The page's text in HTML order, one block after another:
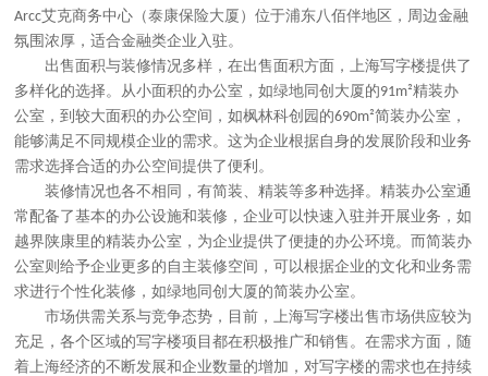
Arcc艾克商务中心（泰康保险大厦）位于浦东八佰伴地区，周边金融
氛围浓厚，适合金融类企业入驻。
出售 面积与装修情况多样，在出售 面积方面，上海写字楼提供了
多样化的选择。从小面积的办公室，如绿地同创大厦的91m²精装办
公室，到较大面积的办公空间，如枫林科创园的690m²简装办公室，
能够满足不同规模企业的需求。这为企业根据自身的发展阶段和业务
需求选择合适的办公空间提供了便利。
装修情况也各不相同，有简装、精装等多种选择。精装办公室通
常配备了基本的办公设施和装修，企业可以快速入驻并开展业务，如
越界陕康里的精装办公室，为企业提供了便捷的办公环境。而简装办
公室则给予企业更多的自主装修空间，可以根据企业的文化和业务需
求进行个性化装修，如绿地同创大厦的简装办公室。
市场供需关系与竞争态势 ， 目前， 上海写字楼出售市场供应较为
充足，各个区域的写字楼项目都在积极推广和销售。在需求方面，随
着上海经济的不断发展和企业数量的增加，对写字楼的需求也在持续